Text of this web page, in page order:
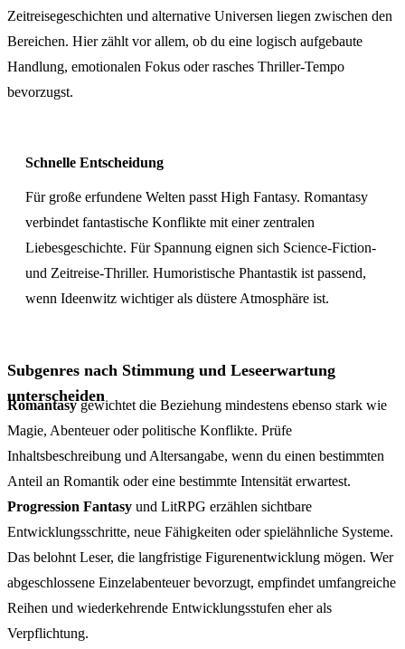
Zeitreisegeschichten und alternative Universen liegen zwischen den
Bereichen. Hier zählt vor allem, ob du eine logisch aufgebaute
Handlung, emotionalen Fokus oder rasches Thriller-Tempo
bevorzugst.
Schnelle Entscheidung
Für große erfundene Welten passt High Fantasy. Romantasy
verbindet fantastische Konflikte mit einer zentralen
Liebesgeschichte. Für Spannung eignen sich Science-Fiction-
und Zeitreise-Thriller. Humoristische Phantastik ist passend,
wenn Ideenwitz wichtiger als düstere Atmosphäre ist.
Subgenres nach Stimmung und Leseerwartung
unterscheiden
Romantasygewichtet die Beziehung mindestens ebenso stark wie
Magie, Abenteuer oder politische Konflikte. Prüfe
Inhaltsbeschreibung und Altersangabe, wenn du einen bestimmten
Anteil an Romantik oder eine bestimmte Intensität erwartest.
Progression Fantasy und LitRPG erzählen sichtbare
Entwicklungsschritte, neue Fähigkeiten oder spielähnliche Systeme.
Das belohnt Leser, die langfristige Figurenentwicklung mögen. Wer
abgeschlossene Einzelabenteuer bevorzugt, empfindet umfangreiche
Reihen und wiederkehrende Entwicklungsstufen eher als
Verpflichtung.